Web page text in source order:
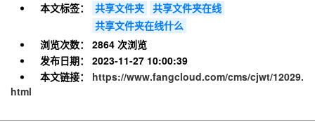
本文标签：
共享文件夹 共享文件夹在线
共享文件夹在线什么
浏览次数：
2864 次浏览
发布日期：
2023-11-27 10:00:39
本文链接：
https://www.fangcloud.com/cms/cjwt/12029.
html